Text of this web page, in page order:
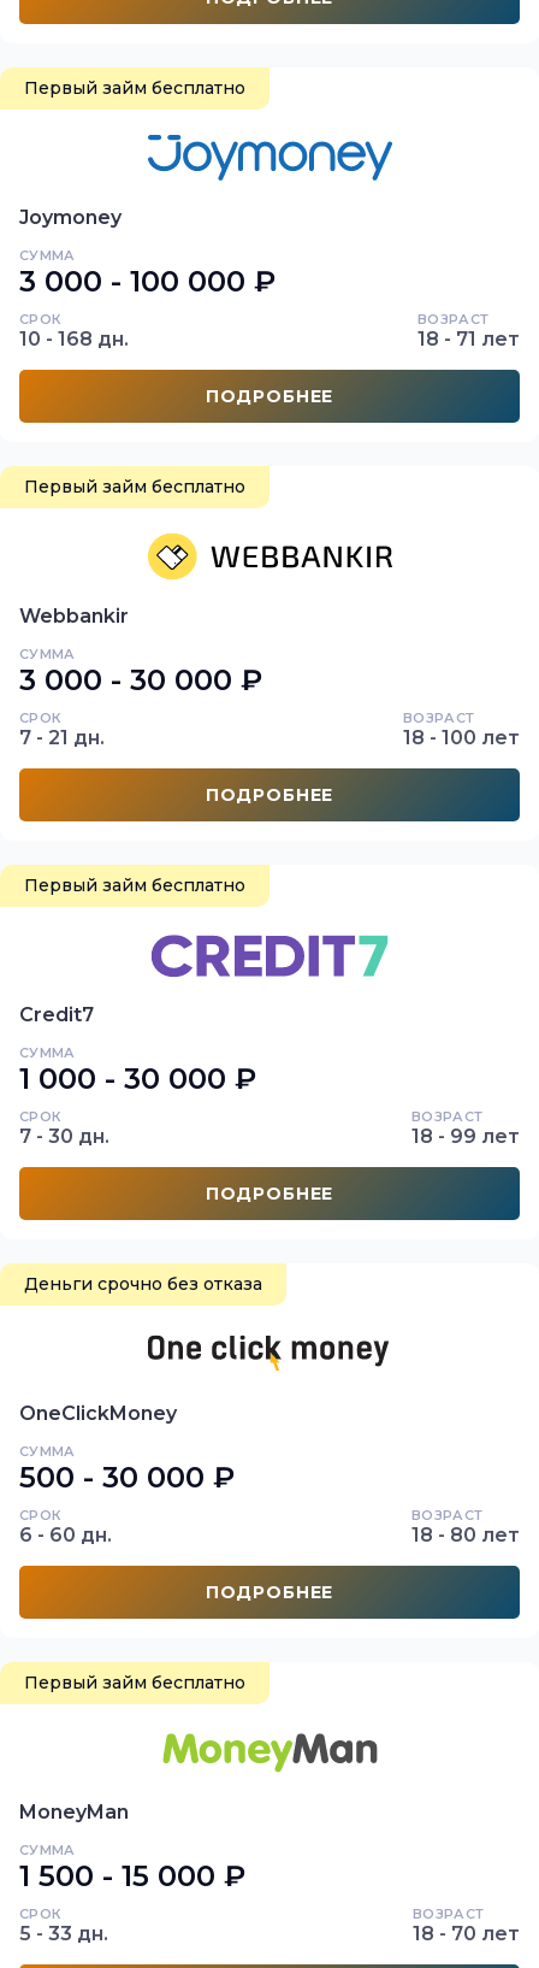
Первый займ бесплатно
Joymoney
СУММА
3 000 - 100 000 ₽
СРОК
10 - 168 дн.
ВОЗРАСТ
18 - 71 лет
ПОДРОБНЕЕ
Первый займ бесплатно
Webbankir
СУММА
3 000 - 30 000 ₽
СРОК
7 - 21 дн.
ВОЗРАСТ
18 - 100 лет
ПОДРОБНЕЕ
Первый займ бесплатно
Credit7
СУММА
1 000 - 30 000 ₽
СРОК
7 - 30 дн.
ВОЗРАСТ
18 - 99 лет
ПОДРОБНЕЕ
Деньги срочно без отказа
OneClickMoney
СУММА
500 - 30 000 ₽
СРОК
6 - 60 дн.
ВОЗРАСТ
18 - 80 лет
ПОДРОБНЕЕ
Первый займ бесплатно
MoneyMan
СУММА
1 500 - 15 000 ₽
СРОК
5 - 33 дн.
ВОЗРАСТ
18 - 70 лет